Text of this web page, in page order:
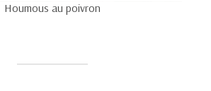
Houmous au poivron